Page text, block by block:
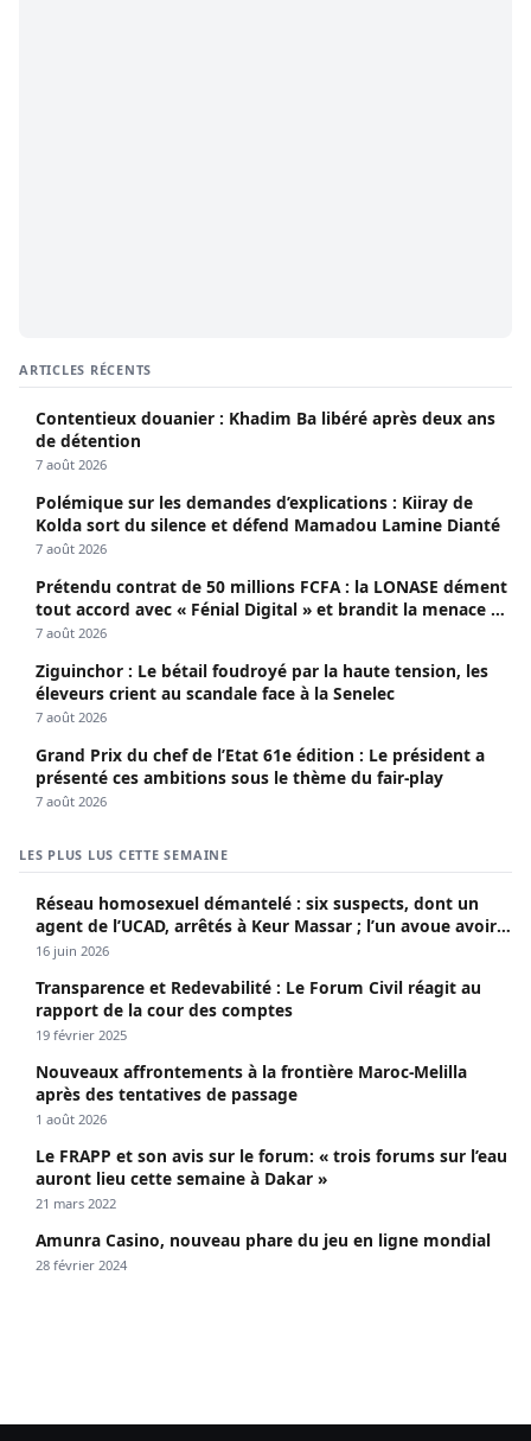
ARTICLES RÉCENTS
Contentieux douanier : Khadim Ba libéré après deux ans
de détention
7 août 2026
Polémique sur les demandes d’explications : Kiiray de
Kolda sort du silence et défend Mamadou Lamine Dianté
7 août 2026
Prétendu contrat de 50 millions FCFA : la LONASE dément
tout accord avec « Fénial Digital » et brandit la menace de
poursuites
7 août 2026
Ziguinchor : Le bétail foudroyé par la haute tension, les
éleveurs crient au scandale face à la Senelec
7 août 2026
Grand Prix du chef de l’Etat 61e édition : Le président a
présenté ces ambitions sous le thème du fair-play
7 août 2026
LES PLUS LUS CETTE SEMAINE
Réseau homosexuel démantelé : six suspects, dont un
agent de l’UCAD, arrêtés à Keur Massar ; l’un avoue avoir
propagé le VIH depuis 2018
16 juin 2026
Transparence et Redevabilité : Le Forum Civil réagit au
rapport de la cour des comptes
19 février 2025
Nouveaux affrontements à la frontière Maroc-Melilla
après des tentatives de passage
1 août 2026
Le FRAPP et son avis sur le forum: « trois forums sur l’eau
auront lieu cette semaine à Dakar »
21 mars 2022
Amunra Casino, nouveau phare du jeu en ligne mondial
28 février 2024